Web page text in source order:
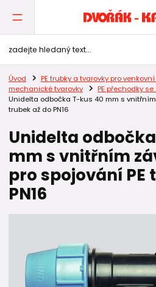
Úvod PE trubky a tvarovky pro
mechanické tvarovky
PE přechodky
Unidelta odbočka T-kus 40 mm s vnitřním
trubek až do PN16
Unidelta
mm s vnitřním
pro spojování PE
PN16